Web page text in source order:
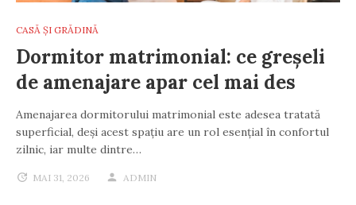
CASĂ ȘI GRĂDINĂ
Dormitor matrimonial: ce greșeli
de amenajare apar cel mai des
Amenajarea dormitorului matrimonial este adesea tratată
superficial, deși acest spațiu are un rol esențial în confortul
zilnic, iar multe dintre…
MAI 31, 2026 ADMIN